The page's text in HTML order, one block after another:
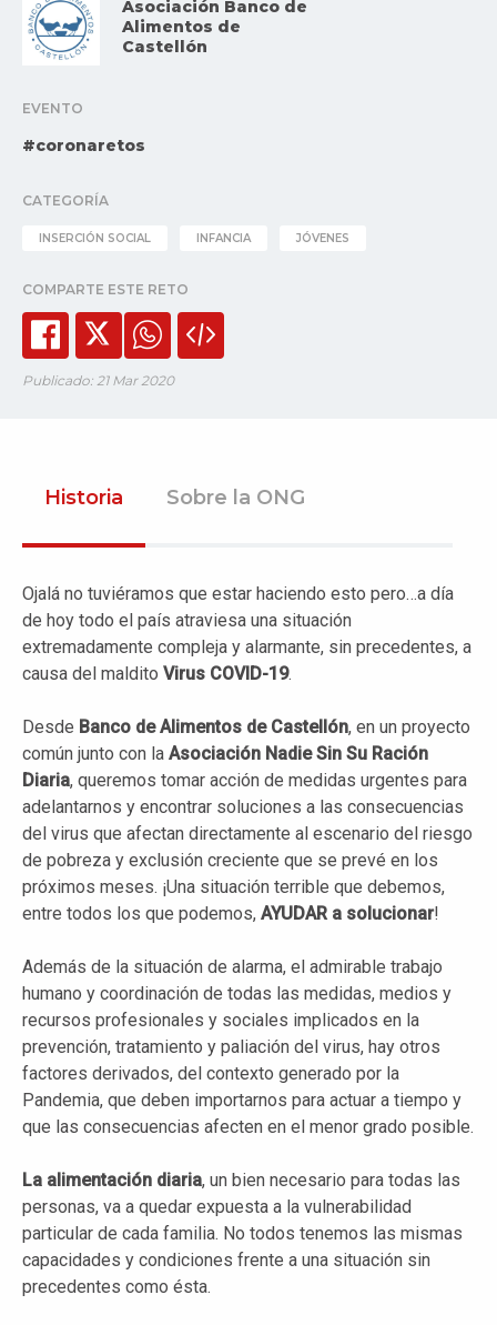
Asociación Banco de
Alimentos de
Castellón
EVENTO
#coronaretos
CATEGORÍA
INSERCIÓN SOCIAL INFANCIA JÓVENES
COMPARTE ESTE RETO
Publicado: 21 Mar 2020
Historia Sobre la ONG
Ojalá no tuviéramos que estar haciendo esto pero…a día
de hoy todo el país atraviesa una situación
extremadamente compleja y alarmante, sin precedentes, a
causa del maldito Virus COVID-19.
Desde Banco de Alimentos de Castellón, en un proyecto
común junto con la Asociación Nadie Sin Su Ración
Diaria, queremos tomar acción de medidas urgentes para
adelantarnos y encontrar soluciones a las consecuencias
del virus que afectan directamente al escenario del riesgo
de pobreza y exclusión creciente que se prevé en los
próximos meses. ¡Una situación terrible que debemos,
entre todos los que podemos, AYUDAR a solucionar!
Además de la situación de alarma, el admirable trabajo
humano y coordinación de todas las medidas, medios y
recursos profesionales y sociales implicados en la
prevención, tratamiento y paliación del virus, hay otros
factores derivados, del contexto generado por la
Pandemia, que deben importarnos para actuar a tiempo y
que las consecuencias afecten en el menor grado posible.
La alimentación diaria, un bien necesario para todas las
personas, va a quedar expuesta a la vulnerabilidad
particular de cada familia. No todos tenemos las mismas
capacidades y condiciones frente a una situación sin
precedentes como ésta.